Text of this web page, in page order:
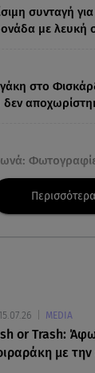
συνταγή για
με λευκή
στο
δεν
στη Μύκονο
Άφησε τη
e-POWER:
του
Περισσότερα
15.07.26 MEDIA
or Trash:
με την